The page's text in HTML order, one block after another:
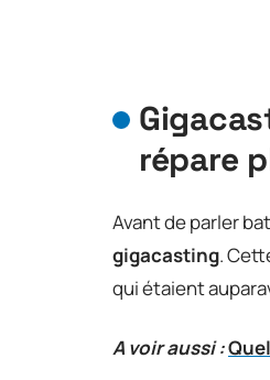
répare
Avant de parler
gigacasting.
qui étaient
A voir aussi :